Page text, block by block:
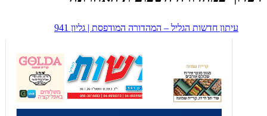
עיתון חדשות הגליל – המהדורה המודפסת | גליון 941